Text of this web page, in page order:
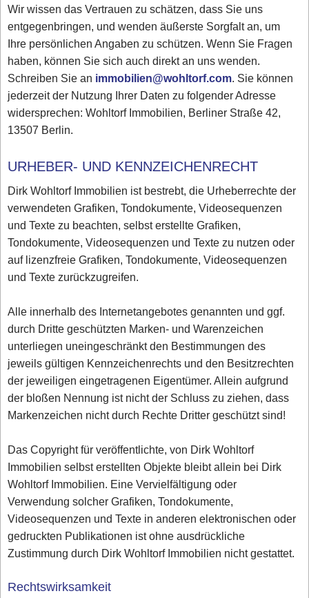
Wir wissen das Vertrauen zu schätzen, dass Sie uns
entgegenbringen, und wenden äußerste Sorgfalt an, um
Ihre persönlichen Angaben zu schützen. Wenn Sie Fragen
haben, können Sie sich auch direkt an uns wenden.
Schreiben Sie an immobilien@wohltorf.com. Sie können
jederzeit der Nutzung Ihrer Daten zu folgender Adresse
widersprechen: Wohltorf Immobilien, Berliner Straße 42,
13507 Berlin.
URHEBER- UND KENNZEICHENRECHT
Dirk Wohltorf Immobilien ist bestrebt, die Urheberrechte der
verwendeten Grafiken, Tondokumente, Videosequenzen
und Texte zu beachten, selbst erstellte Grafiken,
Tondokumente, Videosequenzen und Texte zu nutzen oder
auf lizenzfreie Grafiken, Tondokumente, Videosequenzen
und Texte zurückzugreifen.
Alle innerhalb des Internetangebotes genannten und ggf.
durch Dritte geschützten Marken- und Warenzeichen
unterliegen uneingeschränkt den Bestimmungen des
jeweils gültigen Kennzeichenrechts und den Besitzrechten
der jeweiligen eingetragenen Eigentümer. Allein aufgrund
der bloßen Nennung ist nicht der Schluss zu ziehen, dass
Markenzeichen nicht durch Rechte Dritter geschützt sind!
Das Copyright für veröffentlichte, von Dirk Wohltorf
Immobilien selbst erstellten Objekte bleibt allein bei Dirk
Wohltorf Immobilien. Eine Vervielfältigung oder
Verwendung solcher Grafiken, Tondokumente,
Videosequenzen und Texte in anderen elektronischen oder
gedruckten Publikationen ist ohne ausdrückliche
Zustimmung durch Dirk Wohltorf Immobilien nicht gestattet.
Rechtswirksamkeit